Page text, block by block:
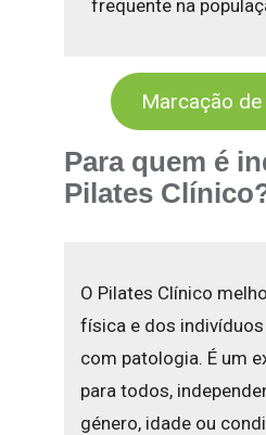
frequente na
Marcação
Para quem é
Pilates
O Pilates Clínico
física e dos
com patologia. É um
para todos,
género, idade ou